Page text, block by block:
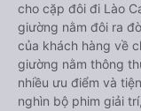
cho cặp đôi đi Lào
giường nằm đôi ra
của khách hàng về
giường nằm thông
nhiều ưu điểm và
nghìn bộ phim giải